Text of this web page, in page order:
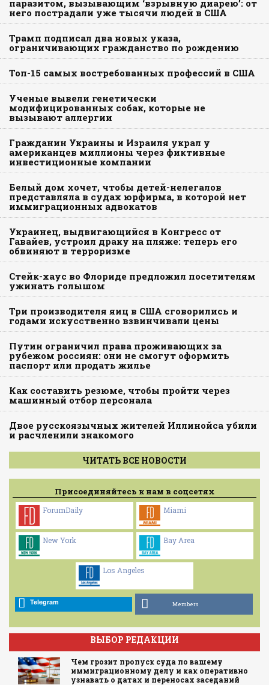
паразитом, вызывающим ‘взрывную диарею’: от
него пострадали уже тысячи людей в США
Трамп подписал два новых указа,
ограничивающих гражданство по рождению
Топ-15 самых востребованных профессий в США
Ученые вывели генетически
модифицированных собак, которые не
вызывают аллергии
Гражданин Украины и Израиля украл у
американцев миллионы через фиктивные
инвестиционные компании
Белый дом хочет, чтобы детей-нелегалов
представляла в судах юрфирма, в которой нет
иммиграционных адвокатов
Украинец, выдвигающийся в Конгресс от
Гавайев, устроил драку на пляже: теперь его
обвиняют в терроризме
Стейк-хаус во Флориде предложил посетителям
ужинать голышом
Три производителя яиц в США сговорились и
годами искусственно взвинчивали цены
Путин ограничил права проживающих за
рубежом россиян: они не смогут оформить
паспорт или продать жилье
Как составить резюме, чтобы пройти через
машинный отбор персонала
Двое русскоязычных жителей Иллинойса убили
и расчленили знакомого
ЧИТАТЬ ВСЕ НОВОСТИ
Присоединяйтесь к нам в соцсетях
ForumDaily Miami
New York Bay Area
Los Angeles
Telegram Members
ВЫБОР РЕДАКЦИИ
Чем грозит пропуск суда по вашему
иммиграционному делу и как оперативно
узнавать о датах и переносах заседаний